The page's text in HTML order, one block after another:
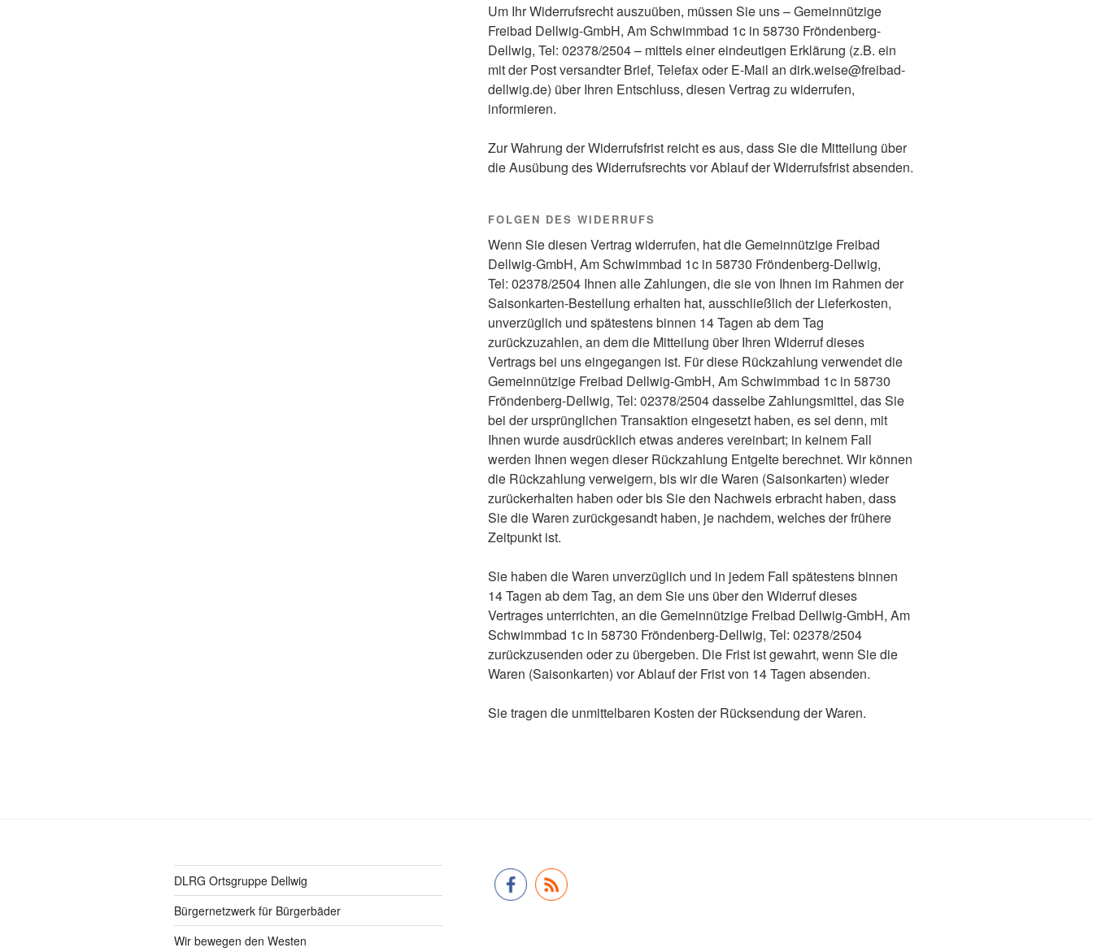
Um Ihr Widerrufsrecht auszuüben, müssen Sie uns – Gemeinnützige
Freibad Dellwig-GmbH, Am Schwimmbad 1c in 58730 Fröndenberg-
Dellwig, Tel: 02378/2504 – mittels einer eindeutigen Erklärung (z.B. ein
mit der Post versandter Brief, Telefax oder E-Mail an dirk.weise@freibad-
dellwig.de) über Ihren Entschluss, diesen Vertrag zu widerrufen,
informieren.
Zur Wahrung der Widerrufsfrist reicht es aus, dass Sie die Mitteilung über
die Ausübung des Widerrufsrechts vor Ablauf der Widerrufsfrist absenden.
FOLGEN DES WIDERRUFS
Wenn Sie diesen Vertrag widerrufen, hat die Gemeinnützige Freibad
Dellwig-GmbH, Am Schwimmbad 1c in 58730 Fröndenberg-Dellwig,
Tel: 02378/2504 Ihnen alle Zahlungen, die sie von Ihnen im Rahmen der
Saisonkarten-Bestellung erhalten hat, ausschließlich der Lieferkosten,
unverzüglich und spätestens binnen 14 Tagen ab dem Tag
zurückzuzahlen, an dem die Mitteilung über Ihren Widerruf dieses
Vertrags bei uns eingegangen ist. Für diese Rückzahlung verwendet die
Gemeinnützige Freibad Dellwig-GmbH, Am Schwimmbad 1c in 58730
Fröndenberg-Dellwig, Tel: 02378/2504 dasselbe Zahlungsmittel, das Sie
bei der ursprünglichen Transaktion eingesetzt haben, es sei denn, mit
Ihnen wurde ausdrücklich etwas anderes vereinbart; in keinem Fall
werden Ihnen wegen dieser Rückzahlung Entgelte berechnet. Wir können
die Rückzahlung verweigern, bis wir die Waren (Saisonkarten) wieder
zurückerhalten haben oder bis Sie den Nachweis erbracht haben, dass
Sie die Waren zurückgesandt haben, je nachdem, welches der frühere
Zeitpunkt ist.
Sie haben die Waren unverzüglich und in jedem Fall spätestens binnen
14 Tagen ab dem Tag, an dem Sie uns über den Widerruf dieses
Vertrages unterrichten, an die Gemeinnützige Freibad Dellwig-GmbH, Am
Schwimmbad 1c in 58730 Fröndenberg-Dellwig, Tel: 02378/2504
zurückzusenden oder zu übergeben. Die Frist ist gewahrt, wenn Sie die
Waren (Saisonkarten) vor Ablauf der Frist von 14 Tagen absenden.
Sie tragen die unmittelbaren Kosten der Rücksendung der Waren.
DLRG Ortsgruppe Dellwig
Bürgernetzwerk für Bürgerbäder
Wir bewegen den Westen